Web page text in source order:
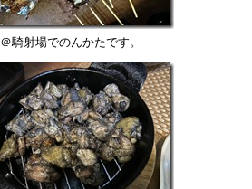
騎射場でのんかたです。